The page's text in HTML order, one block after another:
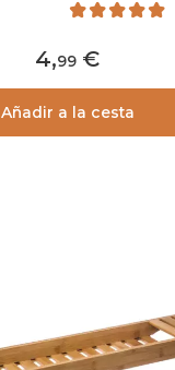
4,99
Añadir a la cesta